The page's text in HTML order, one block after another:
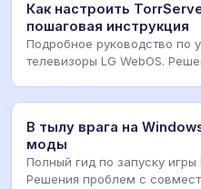
Как настроить
пошаговая инструкция
Подробное руководство по
телевизоры LG WebOS.
В тылу врага на
моды
Полный гид по запуску
Решения проблем с